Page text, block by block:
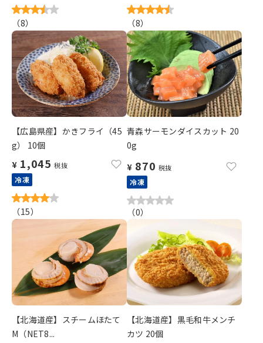
（8） （8）
【広島県産】かきフライ（45
g） 10個
¥ 1,045 税抜
冷凍
（15）
青森サーモンダイスカット 20
0g
¥ 870 税抜
冷凍
（0）
【北海道産】スチームほたて
M（NET8...
【北海道産】黒毛和牛メンチ
カツ 20個